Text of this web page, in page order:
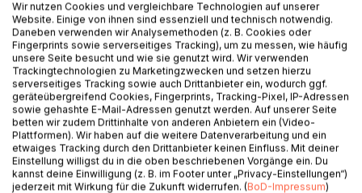
IN DEN WARENKORB
Auf die Merkliste
Titel bewerten
Wir nutzen Cookies und vergleichbare Technologien auf unserer
Website. Einige von ihnen sind essenziell und technisch notwendig.
Daneben verwenden wir Analysemethoden (z. B. Cookies oder
Fingerprints sowie serverseitiges Tracking), um zu messen, wie häufig
unsere Seite besucht und wie sie genutzt wird. Wir verwenden
Trackingtechnologien zu Marketingzwecken und setzen hierzu
serverseitiges Tracking sowie auch Drittanbieter ein, wodurch ggf.
geräteübergreifend Cookies, Fingerprints, Tracking-Pixel, IP-Adressen
sowie gehashte E-Mail-Adressen genutzt werden. Auf unserer Seite
betten wir zudem Drittinhalte von anderen Anbietern ein (Video-
Plattformen). Wir haben auf die weitere Datenverarbeitung und ein
etwaiges Tracking durch den Drittanbieter keinen Einfluss. Mit deiner
Einstellung willigst du in die oben beschriebenen Vorgänge ein. Du
kannst deine Einwilligung (z. B. im Footer unter „Privacy-Einstellungen“)
jederzeit mit Wirkung für die Zukunft widerrufen. (BoD-Impressum)